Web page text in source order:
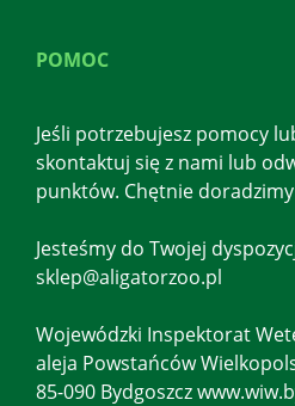
POMOC
Jeśli potrzebujesz pomocy
skontaktuj się z nami lub
punktów. Chętnie
Jesteśmy do Twojej
sklep@aligatorzoo.pl
Wojewódzki Inspektorat
aleja Powstańców
85-090 Bydgoszcz